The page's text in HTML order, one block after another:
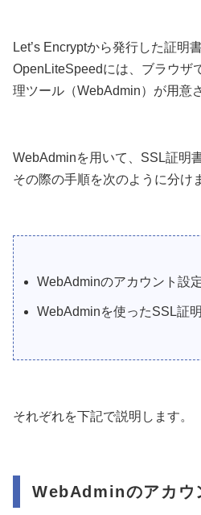
Let’s Encryptから発行した証明
OpenLiteSpeedには、ブラウザ
理ツール（WebAdmin）が用意
WebAdminを用いて、SSL証明
その際の手順を次のように分け
WebAdminのアカウント設
WebAdminを使ったSSL証
それぞれを下記で説明します。
WebAdminのアカウ